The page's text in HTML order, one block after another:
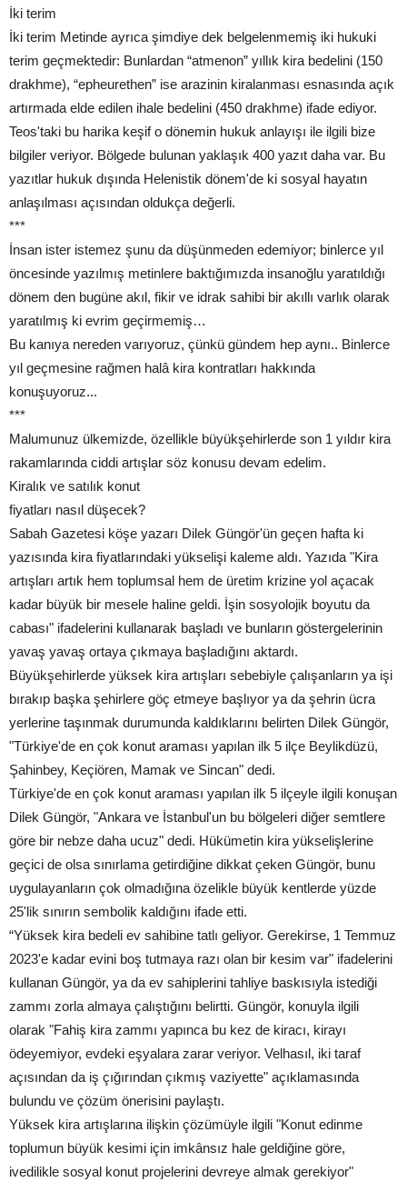
İki terim
İki terim Metinde ayrıca şimdiye dek belgelenmemiş iki hukuki
terim geçmektedir: Bunlardan “atmenon” yıllık kira bedelini (150
drakhme), “epheurethen” ise arazinin kiralanması esnasında açık
artırmada elde edilen ihale bedelini (450 drakhme) ifade ediyor.
Teos'taki bu harika keşif o dönemin hukuk anlayışı ile ilgili bize
bilgiler veriyor. Bölgede bulunan yaklaşık 400 yazıt daha var. Bu
yazıtlar hukuk dışında Helenistik dönem'de ki sosyal hayatın
anlaşılması açısından oldukça değerli.
***
İnsan ister istemez şunu da düşünmeden edemiyor; binlerce yıl
öncesinde yazılmış metinlere baktığımızda insanoğlu yaratıldığı
dönem den bugüne akıl, fikir ve idrak sahibi bir akıllı varlık olarak
yaratılmış ki evrim geçirmemiş…
Bu kanıya nereden varıyoruz, çünkü gündem hep aynı.. Binlerce
yıl geçmesine rağmen halâ kira kontratları hakkında
konuşuyoruz...
***
Malumunuz ülkemizde, özellikle büyükşehirlerde son 1 yıldır kira
rakamlarında ciddi artışlar söz konusu devam edelim.
Kiralık ve satılık konut
fiyatları nasıl düşecek?
Sabah Gazetesi köşe yazarı Dilek Güngör'ün geçen hafta ki
yazısında kira fiyatlarındaki yükselişi kaleme aldı. Yazıda "Kira
artışları artık hem toplumsal hem de üretim krizine yol açacak
kadar büyük bir mesele haline geldi. İşin sosyolojik boyutu da
cabası" ifadelerini kullanarak başladı ve bunların göstergelerinin
yavaş yavaş ortaya çıkmaya başladığını aktardı.
Büyükşehirlerde yüksek kira artışları sebebiyle çalışanların ya işi
bırakıp başka şehirlere göç etmeye başlıyor ya da şehrin ücra
yerlerine taşınmak durumunda kaldıklarını belirten Dilek Güngör,
"Türkiye'de en çok konut araması yapılan ilk 5 ilçe Beylikdüzü,
Şahinbey, Keçiören, Mamak ve Sincan" dedi.
Türkiye'de en çok konut araması yapılan ilk 5 ilçeyle ilgili konuşan
Dilek Güngör, "Ankara ve İstanbul'un bu bölgeleri diğer semtlere
göre bir nebze daha ucuz" dedi. Hükümetin kira yükselişlerine
geçici de olsa sınırlama getirdiğine dikkat çeken Güngör, bunu
uygulayanların çok olmadığına özelikle büyük kentlerde yüzde
25'lik sınırın sembolik kaldığını ifade etti.
“Yüksek kira bedeli ev sahibine tatlı geliyor. Gerekirse, 1 Temmuz
2023'e kadar evini boş tutmaya razı olan bir kesim var" ifadelerini
kullanan Güngör, ya da ev sahiplerini tahliye baskısıyla istediği
zammı zorla almaya çalıştığını belirtti. Güngör, konuyla ilgili
olarak "Fahiş kira zammı yapınca bu kez de kiracı, kirayı
ödeyemiyor, evdeki eşyalara zarar veriyor. Velhasıl, iki taraf
açısından da iş çığırından çıkmış vaziyette" açıklamasında
bulundu ve çözüm önerisini paylaştı.
Yüksek kira artışlarına ilişkin çözümüyle ilgili "Konut edinme
toplumun büyük kesimi için imkânsız hale geldiğine göre,
ivedilikle sosyal konut projelerini devreye almak gerekiyor"